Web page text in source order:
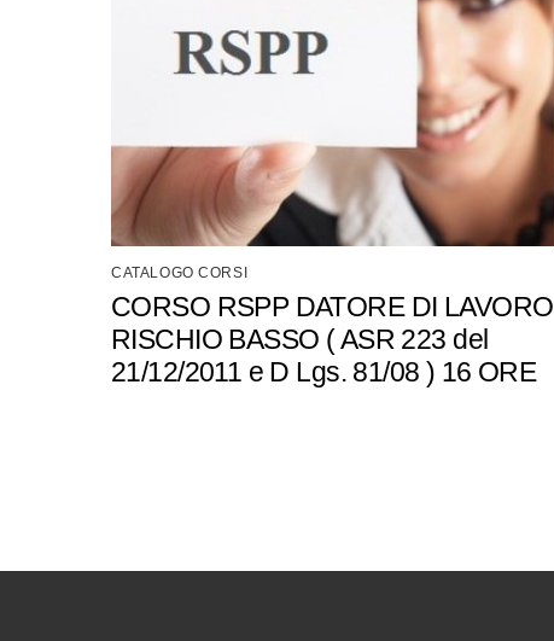
CATALOGO CORSI
CORSO RSPP DATORE DI LAVORO
RISCHIO BASSO ( ASR 223 del
21/12/2011 e D Lgs. 81/08 ) 16 ORE